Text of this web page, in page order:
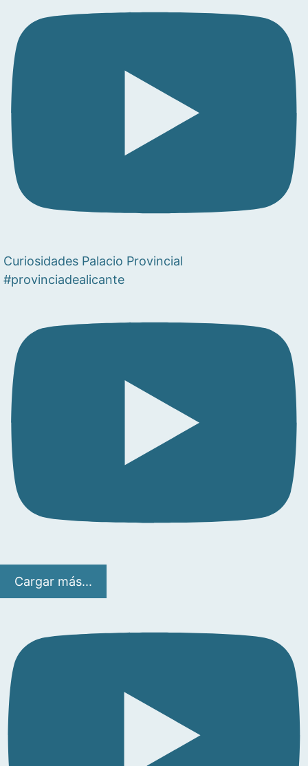
Curiosidades Palacio Provincial
#provinciadealicante
Cargar más...